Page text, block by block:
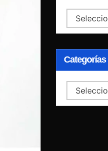
Archivos
Categorías
Categorías